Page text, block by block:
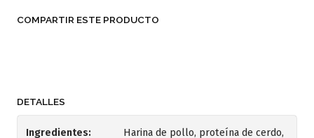
COMPARTIR ESTE PRODUCTO
DETALLES
Ingredientes:
Harina de pollo, proteína de cerdo,